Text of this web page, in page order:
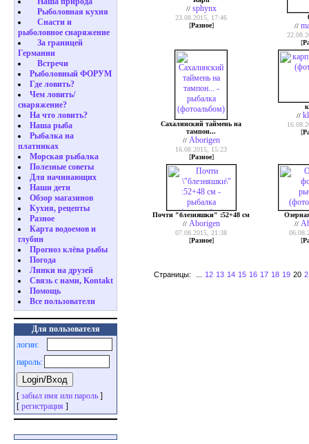
Рыболовная кухня
Снасти и
рыболовное снаряжение
За границей
Германии
Встречи
Рыболовный ФОРУМ
Где ловить?
Чем ловить/
снаряжение?
На что ловить?
Наша рыба
Рыбалка на
платниках
Морская рыбалка
Полезные советы
Для начинающих
Наши дети
Обзор магазинов
Кухня, рецепты
Разное
Карта водоемов и
глубин
Прогноз клёва рыбы
Погода
Линки на друзей
Связь с нами, Kontakt
Помощь
Все пользователи
Для пользователя
логин:
пароль:
[ забыл имя или пароль ]
[ регистрация ]
// sphynx
23.08.2015, 17:46
[Разное]
//
[
Сахалинский таймень на
тампон...
// Aborigen
16.08.2015, 15:23
[Разное]
//
[
Почти "блезняшки" :52+48 см
// Aborigen
07.08.2015, 21:38
[Разное]
//
[
Страницы: 12 13 14 15 16 17 18 19 20